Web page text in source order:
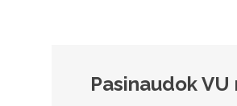
Pasinaudok